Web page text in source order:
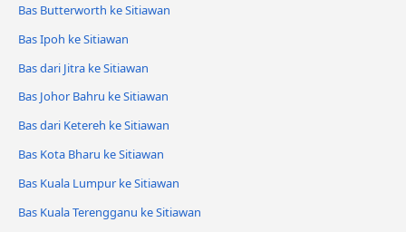
Bas Butterworth ke Sitiawan
Bas Ipoh ke Sitiawan
Bas dari Jitra ke Sitiawan
Bas Johor Bahru ke Sitiawan
Bas dari Ketereh ke Sitiawan
Bas Kota Bharu ke Sitiawan
Bas Kuala Lumpur ke Sitiawan
Bas Kuala Terengganu ke Sitiawan